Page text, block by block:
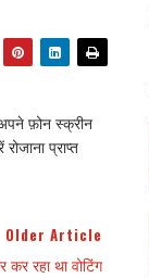
फ़ोन स्क्रीन
प्राप्त
Older Article
कर रहा था वोटिंग